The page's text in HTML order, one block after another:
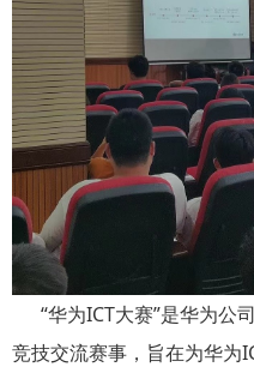
“华为ICT大赛”是华为公
竞技交流赛事，旨在为华为